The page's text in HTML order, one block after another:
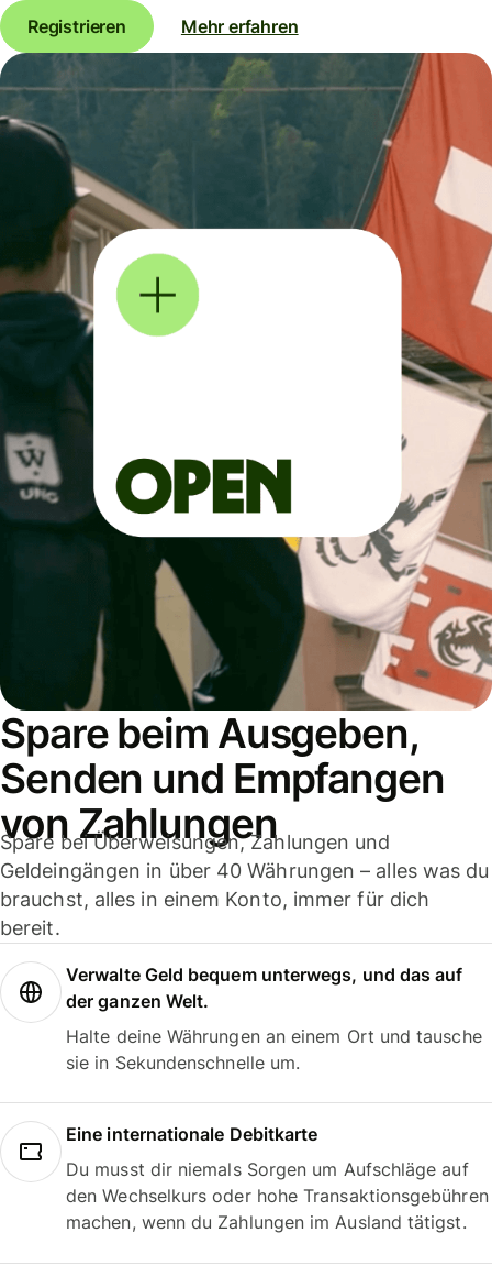
Registrieren Mehr erfahren
Spare beim Ausgeben,
Senden und Empfangen
von Zahlungen
Spare bei Überweisungen, Zahlungen und
Geldeingängen in über 40 Währungen – alles was du
brauchst, alles in einem Konto, immer für dich
bereit.
Verwalte Geld bequem unterwegs, und das auf
der ganzen Welt.
Halte deine Währungen an einem Ort und tausche
sie in Sekundenschnelle um.
Eine internationale Debitkarte
Du musst dir niemals Sorgen um Aufschläge auf
den Wechselkurs oder hohe Transaktionsgebühren
machen, wenn du Zahlungen im Ausland tätigst.